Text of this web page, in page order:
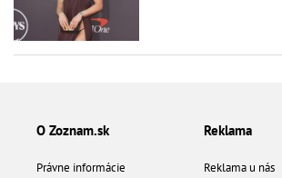
O Zoznam.sk
Právne informácie
Reklama
Reklama u nás